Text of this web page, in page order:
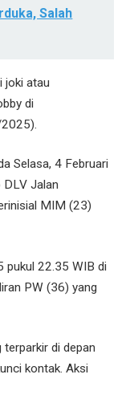
Salah
joki atau
di
Selasa, 4 Februari
Jalan
MIM (23)
pukul 22.35 WIB di
PW (36) yang
di depan
kontak. Aksi